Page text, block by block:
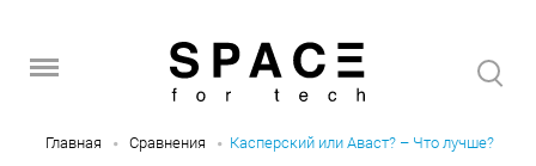
Главная Сравнения Касперский или Аваст? – Что лучше?